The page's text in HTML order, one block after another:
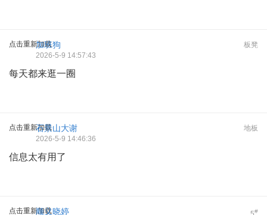
点击重新加载 板凳
加班狗
2026-5-9 14:57:43
每天都来逛一圈
点击重新加载 地板
石景山大谢
2026-5-9 14:46:36
信息太有用了
点击重新加载 #
顺义晓婷